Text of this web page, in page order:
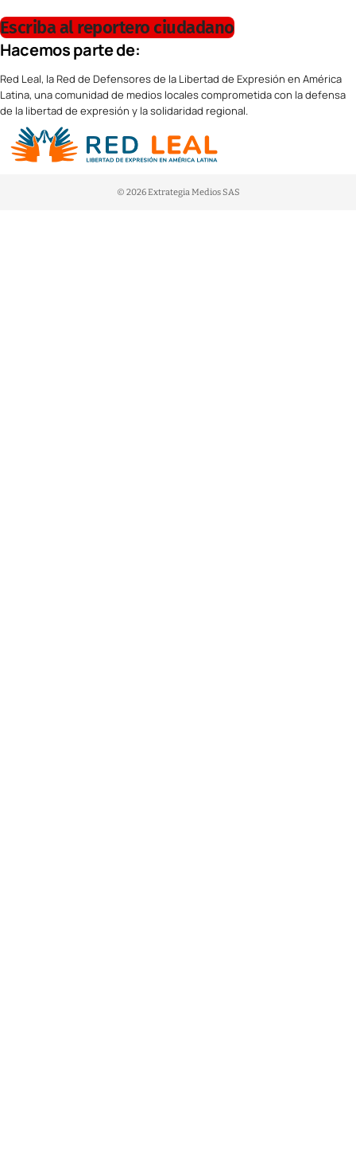
Escriba al reportero ciudadano
Hacemos parte de:
Red Leal, la Red de Defensores de la Libertad de Expresión en América
Latina, una comunidad de medios locales comprometida con la defensa
de la libertad de expresión y la solidaridad regional.
© 2026 Extrategia Medios SAS